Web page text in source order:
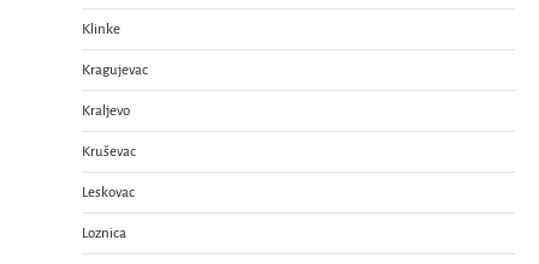
Klinke
Kragujevac
Kraljevo
Kruševac
Leskovac
Loznica